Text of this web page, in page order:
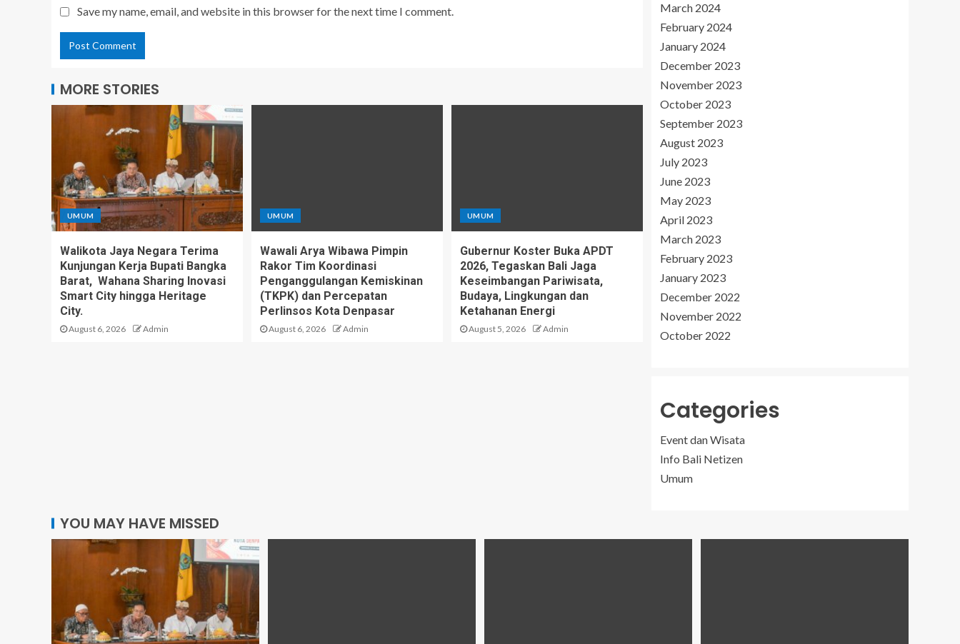
Save my name, email, and website in this browser for the next time I comment.
MORE STORIES
UMUM
Walikota Jaya Negara Terima
Kunjungan Kerja Bupati Bangka
Barat, Wahana Sharing Inovasi
Smart City hingga Heritage
City.
August 6, 2026 Admin
UMUM
Wawali Arya Wibawa Pimpin
Rakor Tim Koordinasi
Penganggulangan Kemiskinan
(TKPK) dan Percepatan
Perlinsos Kota Denpasar
August 6, 2026 Admin
UMUM
Gubernur Koster Buka APDT
2026, Tegaskan Bali Jaga
Keseimbangan Pariwisata,
Budaya, Lingkungan dan
Ketahanan Energi
August 5, 2026 Admin
March 2024
February 2024
January 2024
December 2023
November 2023
October 2023
September 2023
August 2023
July 2023
June 2023
May 2023
April 2023
March 2023
February 2023
January 2023
December 2022
November 2022
October 2022
Categories
Event dan Wisata
Info Bali Netizen
Umum
YOU MAY HAVE MISSED